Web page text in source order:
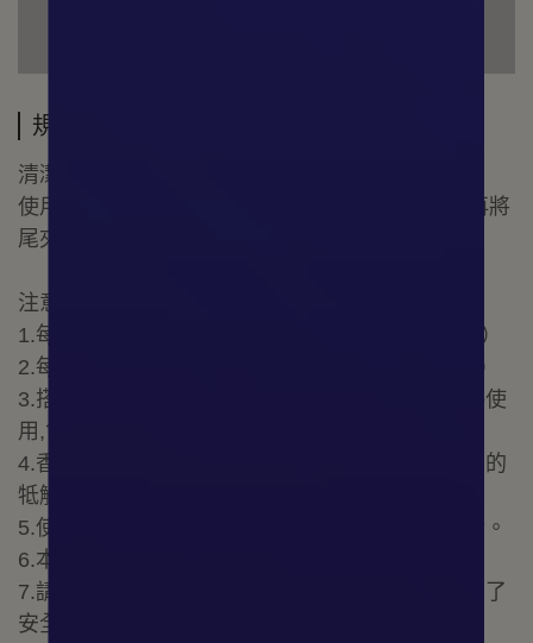
規格說明
清潔方式：不織布擦拭。
使用方法：撕開鋁膜袋，將香錠置入香薰盒內，再將
尾夾插入汽車
注意事項：
1.每份內芯可持續約 30〜45 天（依使用環境⽽異）
2.每盒內含：擴香器 x1、香粒內芯 x2（同款香型）
3.搭載任一車用香氛套件時，請勿與空氣淨機一併使
用,會造成香味之間的牴觸消失。
4.香氛套件嚴禁沾染其它液體，以免造成香味之間的
牴觸消失。
5.使用完請正確丟棄，勿使用其任何香氛精油滴染。
6.本產品請勿靠近火源及放置於潮濕處。
7.請勿摔落、撞擊或碰撞，以免造成產品破損。為了
安全起見,本